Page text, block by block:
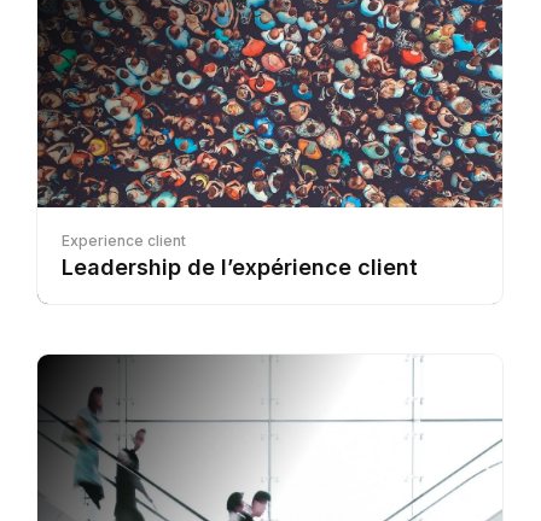
Experience client
Leadership de l’expérience client